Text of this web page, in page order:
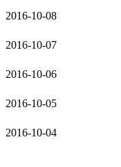
2016-10-08
2016-10-07
2016-10-06
2016-10-05
2016-10-04